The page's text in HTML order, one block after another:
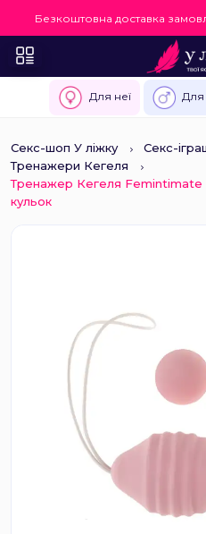
Безкоштовна доставка
Для неї Для
Секс-шоп У ліжку Секс-
Тренажери Кегеля
Тренажер Кегеля
кульок